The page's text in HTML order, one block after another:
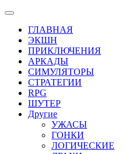
ГЛАВНАЯ
ЭКШН
ПРИКЛЮЧЕНИЯ
АРКАДЫ
СИМУЛЯТОРЫ
СТРАТЕГИИ
RPG
ШУТЕР
Другие
УЖАСЫ
ГОНКИ
ЛОГИЧЕСКИЕ